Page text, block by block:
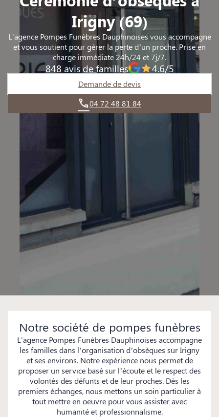
TIGNIEU-JAMEYZIEU
TIGNIEU-JAMEYZIEU
Irigny (69)
L'agence Pompes Funèbres Dauphinoises vous accompagne
et vous soutient pour gérer la perte d’un proche. Prise en
charge immédiate 24h/24 et 7j/7.
848 avis de familles 4.6/5
Demande de devis
04 72 48 81 84
Notre société de pompes funèbres
L'agence Pompes Funèbres Dauphinoises accompagne
les familles dans l’organisation d’obsèques sur Irigny
et ses environs. Notre expérience nous permet de
proposer un service basé sur l’écoute et le respect des
volontés des défunts et de leur proches. Dès les
premiers échanges, nous mettons un soin particulier à
tout mettre en oeuvre pour vous assister avec
humanité et professionnalisme.